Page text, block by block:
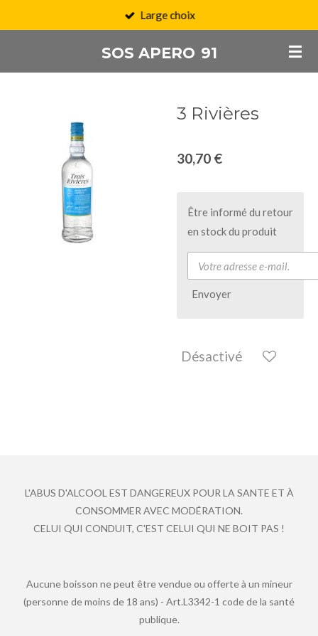
principal
SOS APERO 91
Large choix
3 Rivières
30,70 €
Être informé du retour
en stock du produit
Envoyer
Désactivé
L'ABUS D'ALCOOL EST DANGEREUX POUR LA SANTE ET À
CONSOMMER AVEC MODÉRATION.
CELUI QUI CONDUIT, C'EST CELUI QUI NE BOIT PAS !
Aucune boisson ne peut être vendue ou offerte à un mineur
(personne de moins de 18 ans) - Art.L3342-1 code de la santé
publique.